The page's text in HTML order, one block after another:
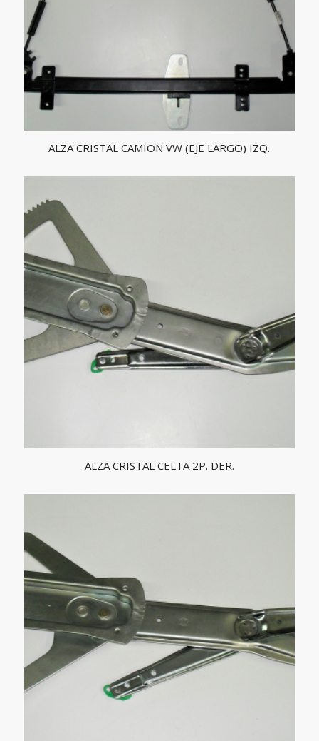
ALZA CRISTAL CAMION VW (EJE LARGO) IZQ.
ALZA CRISTAL CELTA 2P. DER.